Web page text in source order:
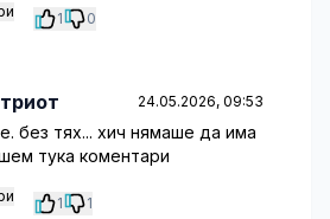
1 0
24.05.2026, 09:53
без тях... хич нямаше да има
тука коментари
1 1